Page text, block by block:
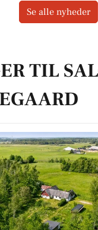
Se alle nyheder
TIL